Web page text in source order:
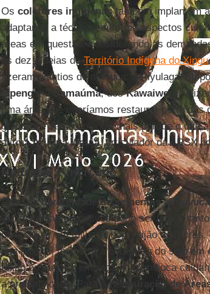
Os coletores indígenastambém implantam
adaptando a técnica conforme aspectos
áreas em questão, considerando as
as dez aldeias doTerritório Indígena do Xingu
fizeram plantios de muvuca: a Piyulaga, do
Ikpenge a Samaúma, dosKawaiwete .
uma área que queríamos restaurar perto
grandes e vamos plantar mais porque o que
afirmaArikuta Wauja, articulador da ARSX
Natureza e mercado
Além dadiversidade de sementes a muvuca
Em sistemas produtivos pode ser usada
diversificar um milharal com feijão e
nos pastos, melhorar a cobertura do solo
feijão ou mesmo em roça de mandioca
a produtividade. Para arestauração de